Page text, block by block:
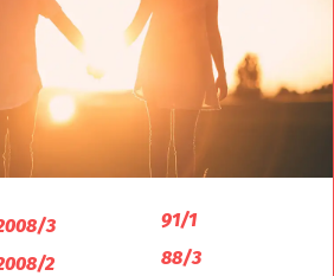
3
2
91/1
88/3